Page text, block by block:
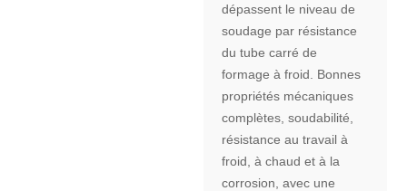
dépassent le niveau de
soudage par résistance
du tube carré de
formage à froid. Bonnes
propriétés mécaniques
complètes, soudabilité,
résistance au travail à
froid, à chaud et à la
corrosion, avec une